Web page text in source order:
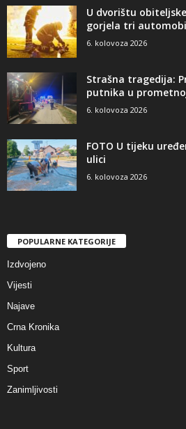
U dvorištu
gorjela tri
6. kolovoza 2026
Strašna tragedija:
putnika u
6. kolovoza 2026
FOTO U tijeku
ulici
6. kolovoza 2026
POPULARNE KATEGORIJE
Izdvojeno
Vijesti
Najave
Crna Kronika
Kultura
Sport
Zanimljivosti